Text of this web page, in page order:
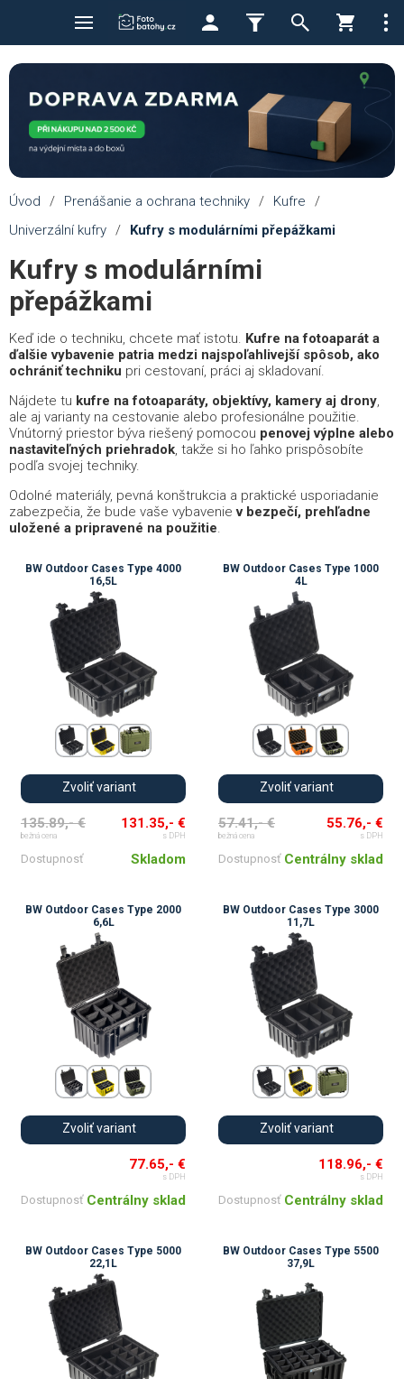
Úvod / Prenášanie a ochrana techniky / Kufre
/
Univerzální kufry / Kufry s modulárními přepážkami
Kufry s modulárními
přepážkami
Keď ide o techniku, chcete mať istotu. Kufre na fotoaparát a
ďalšie vybavenie patria medzi najspoľahlivejší spôsob, ako
ochrániť techniku pri cestovaní, práci aj skladovaní.
Nájdete tu kufre na fotoaparáty, objektívy, kamery aj drony,
ale aj varianty na cestovanie alebo profesionálne použitie.
Vnútorný priestor býva riešený pomocou penovej výplne alebo
nastaviteľných priehradok, takže si ho ľahko prispôsobíte
podľa svojej techniky.
Odolné materiály, pevná konštrukcia a praktické usporiadanie
zabezpečia, že bude vaše vybaveniev bezpečí, prehľadne
uložené a pripravené na použitie.
BW Outdoor Cases Type 4000
16,5L
Zvoliť variant
135.89,- €
bežná cena
131.35,- €
s DPH
Dostupnosť Skladom
BW Outdoor Cases Type 1000
4L
Zvoliť variant
57.41,- €
bežná cena
55.76,- €
s DPH
Dostupnosť Centrálny sklad
BW Outdoor Cases Type 2000
6,6L
Zvoliť variant
77.65,- €
s DPH
Dostupnosť Centrálny sklad
BW Outdoor Cases Type 3000
11,7L
Zvoliť variant
118.96,- €
s DPH
Dostupnosť Centrálny sklad
BW Outdoor Cases Type 5000
22,1L
BW Outdoor Cases Type 5500
37,9L